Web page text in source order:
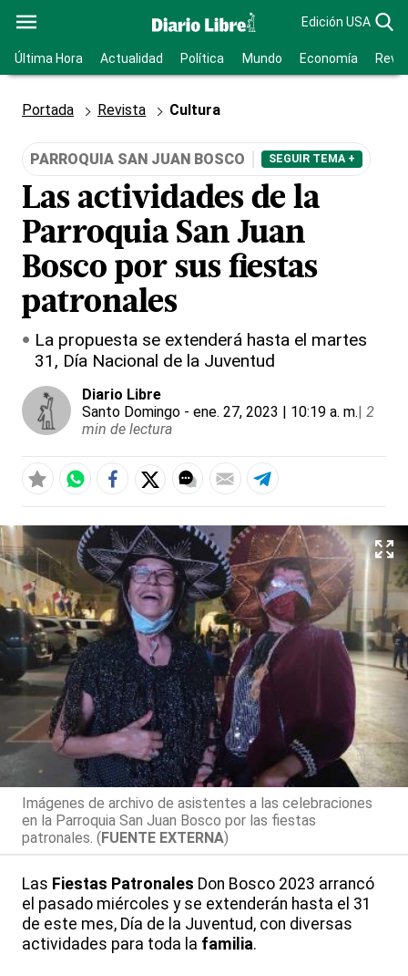
Edición USA
Última Hora Actualidad Política Mundo Economía
Portada Revista Cultura
PARROQUIA SAN JUAN BOSCO SEGUIR TEMA +
Las actividades de la
Parroquia San Juan
Bosco por sus fiestas
patronales
La propuesta se extenderá hasta el martes
31, Día Nacional de la Juventud
Diario Libre
Santo Domingo - ene. 27, 2023 | 10:19 a. m.| 2
min de lectura
Imágenes de archivo de asistentes a las celebraciones
en la Parroquia San Juan Bosco por las fiestas
patronales. (FUENTE EXTERNA)
Las Fiestas Patronales Don Bosco 2023 arrancó
el pasado miércoles y se extenderán hasta el 31
de este mes, Día de la Juventud, con diversas
actividades para toda la familia.